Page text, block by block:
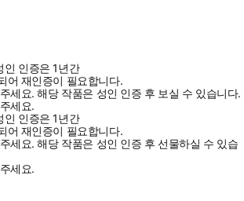
인 인증은 1년간
어 재인증이 필요합니다.
세요.해당 작품은 성인 인증 후 보실 수 있습니다.
세요.
인 인증은 1년간
어 재인증이 필요합니다.
세요.해당 작품은 성인 인증 후 선물하실 수 있습
세요.